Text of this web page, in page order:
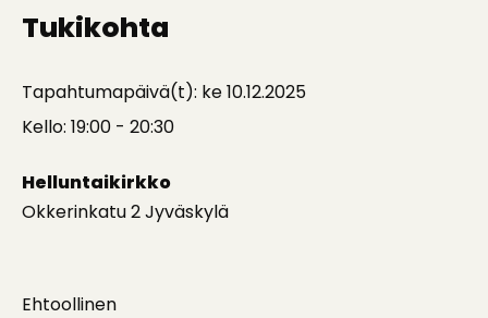
Tukikohta
Tapahtumapäivä(t): ke 10.12.2025
Kello: 19:00 - 20:30
Helluntaikirkko
Okkerinkatu 2 Jyväskylä
Ehtoollinen